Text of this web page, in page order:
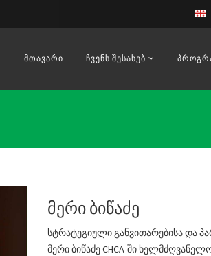
ᲛᲗᲐᲕᲐᲠᲘ ᲩᲕᲔᲜᲡ ᲨᲔᲡᲐᲮᲔᲑ
მერი ბიწაძე
სტრატეგიული განვითარებისა და
მერი ბიწაძე CHCA-ში